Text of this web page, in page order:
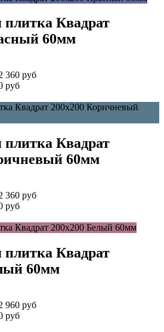
плитка Квадрат
60мм
360 руб
руб
плитка Квадрат
60мм
360 руб
руб
плитка Квадрат
60мм
960 руб
руб